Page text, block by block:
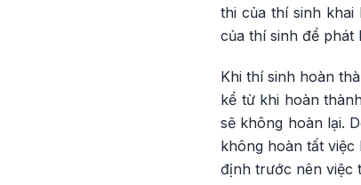
thi của thí sinh
của thí sinh để phát
Khi thí sinh hoàn
kể từ khi hoàn
sẽ không hoàn lại.
không hoàn tất
định trước nên việc